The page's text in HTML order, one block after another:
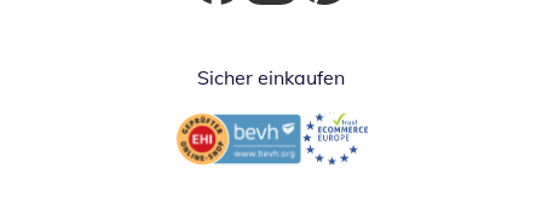
Öffnet in neuem Fenster
Öffnet in neuem Fenster
Öffnet in neuem Fenster
Sicher einkaufen
Öffnet in neuem FensterÖffnet in neuem Fenster